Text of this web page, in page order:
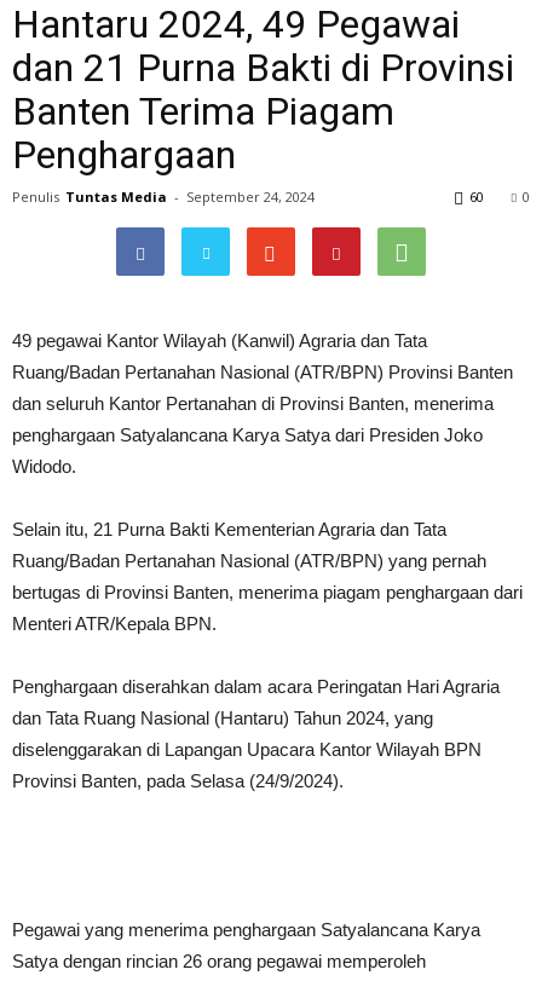
Hantaru 2024, 49 Pegawai
dan 21 Purna Bakti di Provinsi
Banten Terima Piagam
Penghargaan
Penulis Tuntas Media - September 24, 2024 0
60
49 pegawai Kantor Wilayah (Kanwil) Agraria dan Tata
Ruang/Badan Pertanahan Nasional (ATR/BPN) Provinsi Banten
dan seluruh Kantor Pertanahan di Provinsi Banten, menerima
penghargaan Satyalancana Karya Satya dari Presiden Joko
Widodo.
Selain itu, 21 Purna Bakti Kementerian Agraria dan Tata
Ruang/Badan Pertanahan Nasional (ATR/BPN) yang pernah
bertugas di Provinsi Banten, menerima piagam penghargaan dari
Menteri ATR/Kepala BPN.
Penghargaan diserahkan dalam acara Peringatan Hari Agraria
dan Tata Ruang Nasional (Hantaru) Tahun 2024, yang
diselenggarakan di Lapangan Upacara Kantor Wilayah BPN
Provinsi Banten, pada Selasa (24/9/2024).
Pegawai yang menerima penghargaan Satyalancana Karya
Satya dengan rincian 26 orang pegawai memperoleh